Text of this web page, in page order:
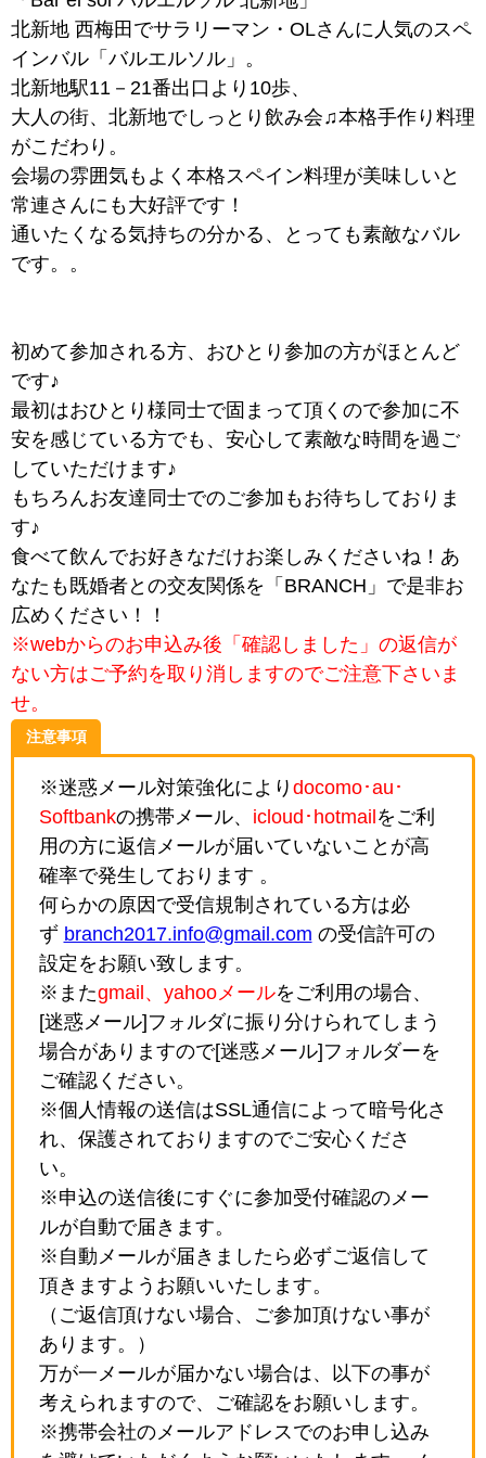
北新地 西梅田でサラリーマン・OLさんに人気のスペ
インバル「バルエルソル」。
北新地駅11－21番出口より10歩、
大人の街、北新地でしっとり飲み会♫本格手作り料理
がこだわり。
会場の雰囲気もよく本格スペイン料理が美味しいと
常連さんにも大好評です！
通いたくなる気持ちの分かる、とっても素敵なバル
です。。
初めて参加される方、おひとり参加の方がほとんど
です♪
最初はおひとり様同士で固まって頂くので参加に不
安を感じている方でも、安心して素敵な時間を過ご
していただけます♪
もちろんお友達同士でのご参加もお待ちしておりま
す♪
食べて飲んでお好きなだけお楽しみくださいね！あ
なたも既婚者との交友関係を「BRANCH」で是非お
広めください！！
※webからのお申込み後「確認しました」の返信が
ない方はご予約を取り消しますのでご注意下さいま
せ。
注意事項
※迷惑メール対策強化により docomo･au･
Softbankの携帯メール、 icloud･hotmail をご利
用の方に返信メールが届いていないことが高
確率で発生しております 。
何らかの原因で受信規制されている方は必
ず branch2017.info@gmail.com の受信許可の
設定をお願い致します。
※またgmail、yahooメールをご利用の場合、
[迷惑メール]フォルダに振り分けられてしまう
場合がありますので[迷惑メール]フォルダーを
ご確認ください。
※個人情報の送信はSSL通信によって暗号化さ
れ、保護されておりますのでご安心くださ
い。
※申込の送信後にすぐに参加受付確認のメー
ルが自動で届きます。
※自動メールが届きましたら必ずご返信して
頂きますようお願いいたします。
（ご返信頂けない場合、ご参加頂けない事が
あります。）
万が一メールが届かない場合は、以下の事が
考えられますので、ご確認をお願いします。
※携帯会社のメールアドレスでのお申し込み